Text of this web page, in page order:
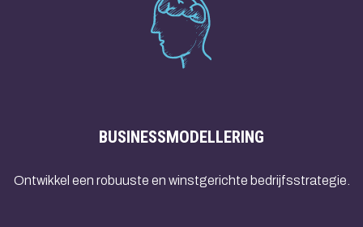
BUSINESSMODELLERING
Ontwikkel een robuuste en winstgerichte bedrijfsstrategie.